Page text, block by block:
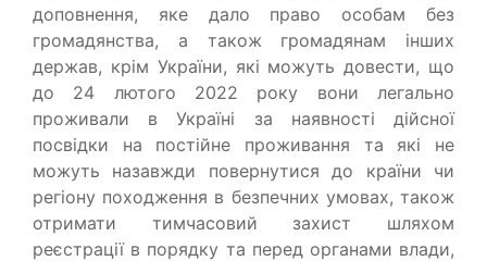
доповнення, яке дало право особам без
громадянства, а також громадянам інших
держав, крім України, які можуть довести, що
до 24 лютого 2022 року вони легально
проживали в Україні за наявності дійсної
посвідки на постійне проживання та які не
можуть назавжди повернутися до країни чи
регіону походження в безпечних умовах, також
отримати тимчасовий захист шляхом
реєстрації в порядку та перед органами влади,